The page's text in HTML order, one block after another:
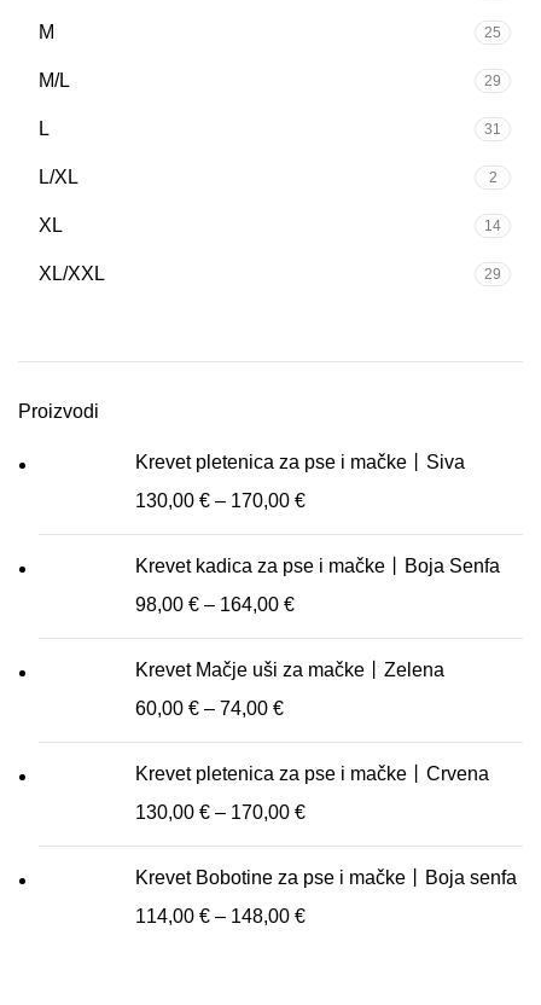
M 25
M/L 29
L 31
L/XL 2
XL 14
XL/XXL 29
Proizvodi
Krevet pletenica za pse i mačke丨Siva
130,00 € – 170,00 €
Krevet kadica za pse i mačke丨Boja Senfa
98,00 € – 164,00 €
Krevet Mačje uši za mačke丨Zelena
60,00 € – 74,00 €
Krevet pletenica za pse i mačke丨Crvena
130,00 € – 170,00 €
Krevet Bobotine za pse i mačke丨Boja senfa
114,00 € – 148,00 €